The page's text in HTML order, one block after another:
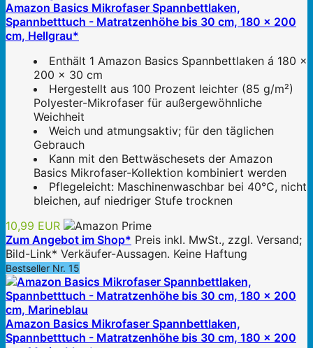
Amazon Basics Mikrofaser Spannbettlaken,
Spannbetttuch - Matratzenhöhe bis 30 cm, 180 x 200
cm, Hellgrau*
Enthält 1 Amazon Basics Spannbettlaken á 180 x
200 x 30 cm
Hergestellt aus 100 Prozent leichter (85 g/m²)
Polyester-Mikrofaser für außergewöhnliche
Weichheit
Weich und atmungsaktiv; für den täglichen
Gebrauch
Kann mit den Bettwäschesets der Amazon
Basics Mikrofaser-Kollektion kombiniert werden
Pflegeleicht: Maschinenwaschbar bei 40°C, nicht
bleichen, auf niedriger Stufe trocknen
10,99 EUR
Zum Angebot im Shop* Preis inkl. MwSt., zzgl. Versand;
Bild-Link* Verkäufer-Aussagen. Keine Haftung
Bestseller Nr. 15
Amazon Basics Mikrofaser Spannbettlaken,
Spannbetttuch - Matratzenhöhe bis 30 cm, 180 x 200